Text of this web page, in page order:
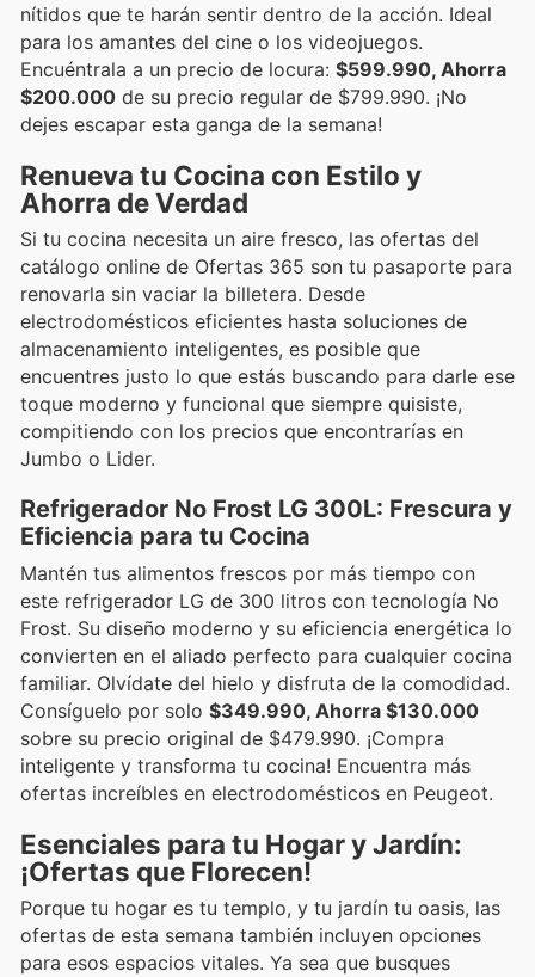
nítidos que te harán sentir dentro de la acción. Ideal
para los amantes del cine o los videojuegos.
Encuéntrala a un precio de locura: $599.990, Ahorra
$200.000 de su precio regular de $799.990. ¡No
dejes escapar esta ganga de la semana!
Renueva tu Cocina con Estilo y
Ahorra de Verdad
Si tu cocina necesita un aire fresco, las ofertas del
catálogo online de Ofertas 365 son tu pasaporte para
renovarla sin vaciar la billetera. Desde
electrodomésticos eficientes hasta soluciones de
almacenamiento inteligentes, es posible que
encuentres justo lo que estás buscando para darle ese
toque moderno y funcional que siempre quisiste,
compitiendo con los precios que encontrarías en
Jumbo o Lider.
Refrigerador No Frost LG 300L: Frescura y
Eficiencia para tu Cocina
Mantén tus alimentos frescos por más tiempo con
este refrigerador LG de 300 litros con tecnología No
Frost. Su diseño moderno y su eficiencia energética lo
convierten en el aliado perfecto para cualquier cocina
familiar. Olvídate del hielo y disfruta de la comodidad.
Consíguelo por solo $349.990, Ahorra $130.000
sobre su precio original de $479.990. ¡Compra
inteligente y transforma tu cocina! Encuentra más
ofertas increíbles en electrodomésticos en Peugeot.
Esenciales para tu Hogar y Jardín:
¡Ofertas que Florecen!
Porque tu hogar es tu templo, y tu jardín tu oasis, las
ofertas de esta semana también incluyen opciones
para esos espacios vitales. Ya sea que busques